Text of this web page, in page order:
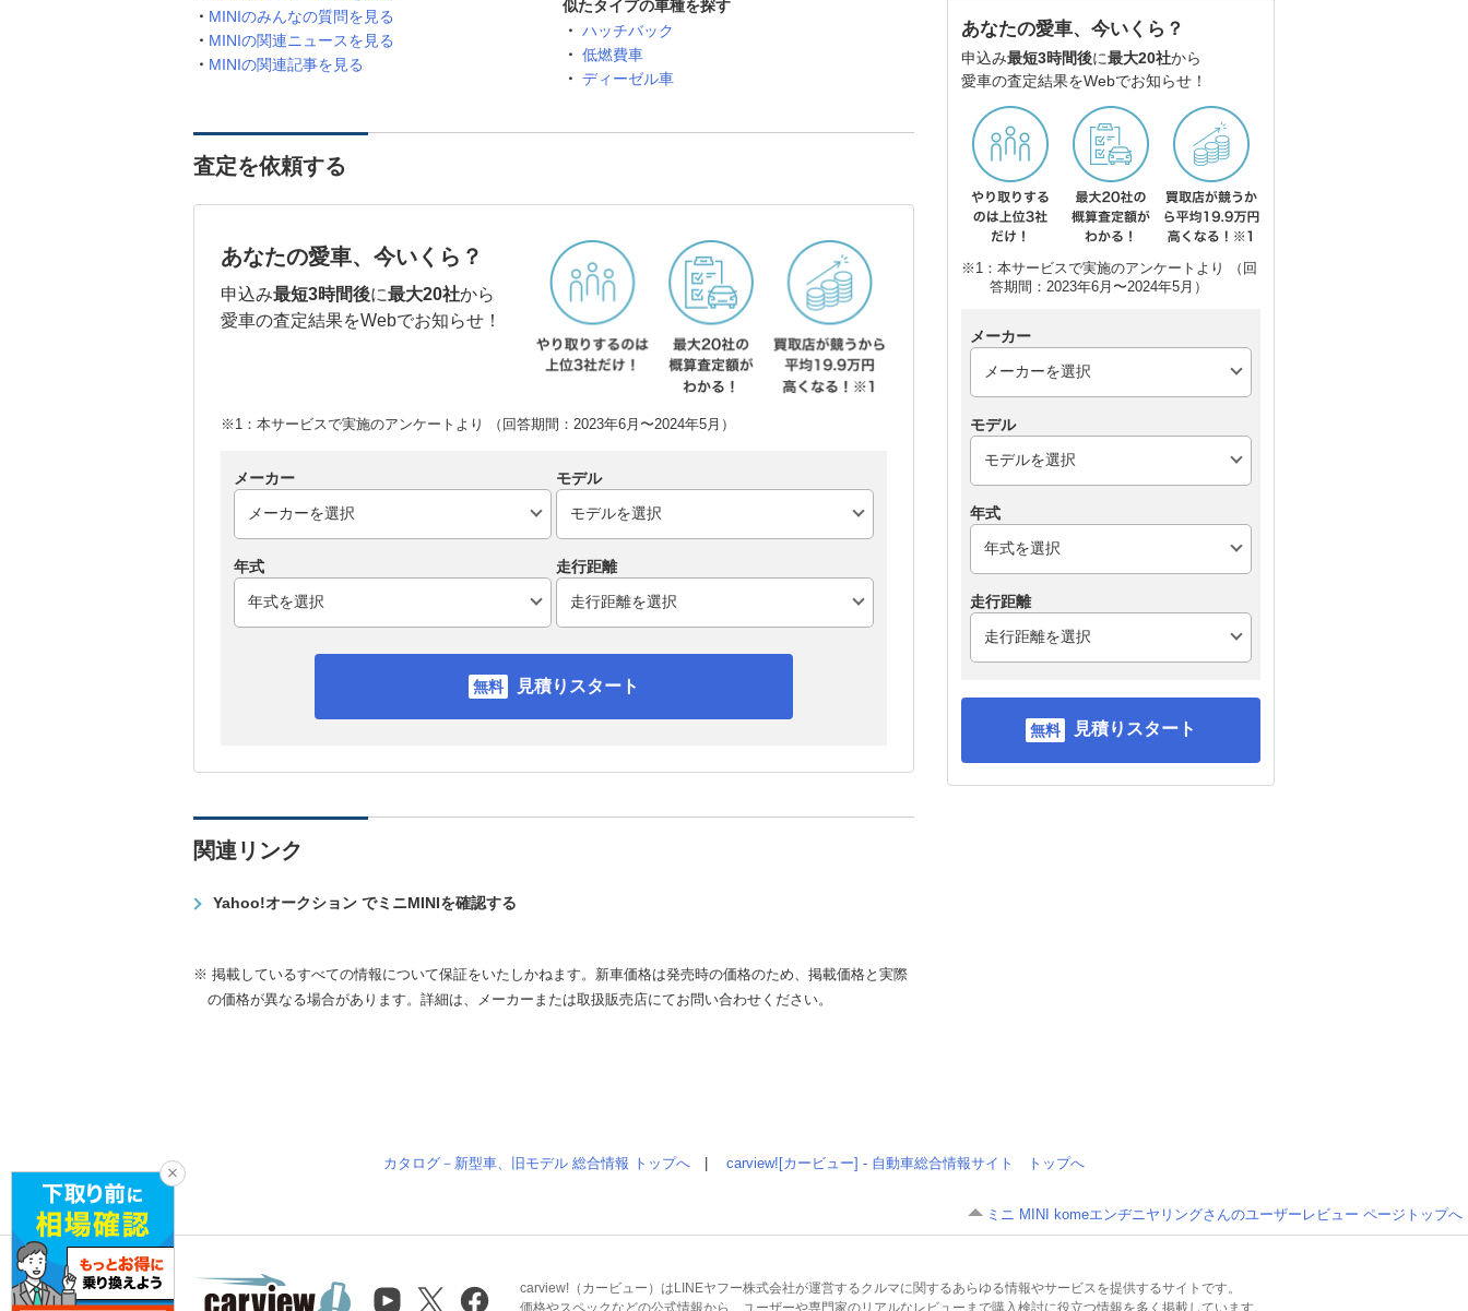
MINIのみんなの質問を見る
MINIの関連ニュースを見る
MINIの関連記事を見る
似たタイプの車種を探す
ハッチバック
低燃費車
ディーゼル車
査定を依頼する
あなたの愛車、今いくら？
申込み最短3時間後に最大20社から
愛車の査定結果をWebでお知らせ！
※1：本サービスで実施のアンケートより （回答期間：2023年6月〜2024年5月）
メーカー モデル
年式 走行距離
見積りスタート
関連リンク
Yahoo!オークション でミニMINIを確認する
※ 掲載しているすべての情報について保証をいたしかねます。新車価格は発売時の価格のため、掲載価格と実際
の価格が異なる場合があります。詳細は、メーカーまたは取扱販売店にてお問い合わせください。
あなたの愛車、今いくら？
申込み最短3時間後に最大20社から
愛車の査定結果をWebでお知らせ！
※1：本サービスで実施のアンケートより （回
答期間：2023年6月〜2024年5月）
メーカー
モデル
年式
走行距離
見積りスタート
カタログ－新型車、旧モデル 総合情報 トップへ carview![カービュー] - 自動車総合情報サイト トップへ
ミニ MINI komeエンヂニヤリングさんのユーザーレビュー ページトップへ
carview!（カービュー）はLINEヤフー株式会社が運営するクルマに関するあらゆる情報やサービスを提供するサイトです。
価格やスペックなどの公式情報から、ユーザーや専門家のリアルなレビューまで購入検討に役立つ情報を多く掲載しています。